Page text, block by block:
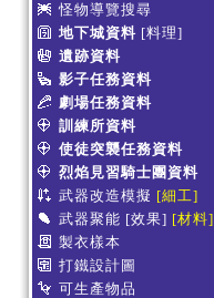
怪物導覽搜尋
地下城資料 [料理]
遺跡資料
影子任務資料
劇場任務資料
訓練所資料
使徒突襲任務資料
烈焰見習騎士團資料
武器改造模擬 [細工]
武器聚能 [效果] [材料]
製衣樣本
打鐵設計圖
可生產物品